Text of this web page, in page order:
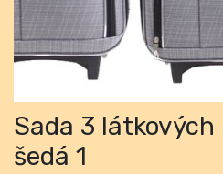
Sada 3
šedá 1